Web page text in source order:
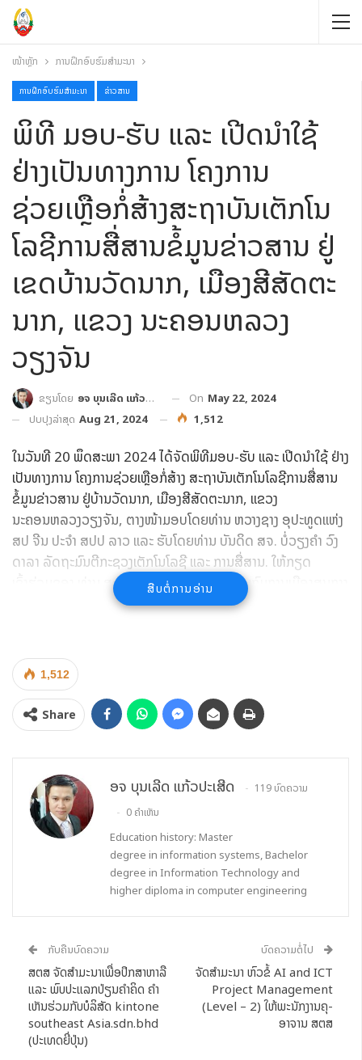
ໜ້າຫຼັກ ການຝຶກອົບຮົມສໍາມະນາ
ການຝຶກອົບຮົມສໍາມະນາ ຂ່າວສານ
ພິທີ ມອບ-ຮັບ ແລະ ເປີດນໍາໃຊ້
ຢ່າງເປັນທາງການ ໂຄງການ
ຊ່ວຍເຫຼືອກໍ່ສ້າງສະຖາບັນເຕັກໂນ
ໂລຊີການສື່ສານຂໍ້ມູນຂ່າວສານ ຢູ່
ເຂດບ້ານວັດນາກ, ເມືອງສີສັດຕະ
ນາກ, ແຂວງ ນະຄອນຫລວງ
ວຽງຈັນ
ຂຽນໂດຍ ອຈ ບຸນເລີດ ແກ້ວປະເສີດ On May 22, 2024
ປັບປຸງລ່າສຸດ Aug 21, 2024 1,512
ໃນວັນທີ 20 ພຶດສະພາ 2024 ໄດ້ຈັດພິທີມອບ-ຮັບ ແລະ ເປີດນໍາໃຊ້ ຢ່າງ
ເປັນທາງການ ໂຄງການຊ່ວຍເຫຼືອກໍ່ສ້າງ ສະຖາບັນເຕັກໂນໂລຊີການສື່ສານ
ຂໍ້ມູນຂ່າວສານ ຢູ່ບ້ານວັດນາກ, ເມືອງສີສັດຕະນາກ, ແຂວງ
ນະຄອນຫລວງວຽງຈັນ, ຕາງໜ້າມອບໂດຍທ່ານ ຫວາງຊາງ ອຸປະທູດແຫ່ງ
ສປ ຈີນ ປະຈຳ ສປປ ລາວ ແລະ ຮັບໂດຍທ່ານ ບັນດິດ ສຈ. ບໍ່ວຽງຄໍາ ວົງ
ດາລາ ລັດຖະມົນຕີກະຊວງເຕັກໂນໂລຊີ ແລະ ການສື່ສານ. ໃຫ້ກຽດ
ເຂົ້າຮ່ວມຂອງ ທ່ານ ສະເຫຼີມໄຊ ກົມມະສິດ ກໍາມະການກົມການເມືອງສູນກາງ
ພັກ, ຮອງນາຍົກລັດຖະມົນຕີ, ລັດຖະມົນຕີກະຊວງການຕ່າງປະເທດ, ຜູ້ຊີ້
ບັນດາກຸ່ມບໍລິສັດ ແລະ ພາກສ່ວນທີ່ກ່ຽວຂ້ອງ ຂອງຝ່າຍລາວ ແລະ ຈີນ
ເຂົ້າຮ່ວມ.
ໂອກາດດັ່ງກ່າວ, ທ່ານ ປອ. ປະດັບໄຊ ໄຊຍະໂຄດ ຫົວຫົວໜ້າສະຖາບັນ
ເຕັກໂນໂລຊີການສື່ສານຂໍ້ມູນຂ່າວສານ, ຫົວໜ້າຄະນະຄຸ້ມຄອງໂຄງການ
ໂຄງການຊ່ວຍເຫຼືອກໍ່ສ້າງ ສະຖາບັນເຕັກໂນໂລຊີການສື່ສານຂໍ້ມູນຂ່າວສານ
ແມ່ນໂຄງການທີ່ມີຄວາມໝາຍຄວາມສໍາຄັນຫຼາຍ ໃນການສ້າງ ແລະ
ພັດທະນາຊັບພະຍາກອນມະນຸດທາງດ້ານດິຈິຕອນ ໂດຍສະເພາະການສ້າງ
ແລະ ຝຶກອົບຮົມພະນັກງານວິຊາການ ຮັບໃຊ້ວຽກງານ ໄອຊີທີ ຂອງ ສປປ
ລາວ. ສະນັ້ນ, ການນຳຂັ້ນສູງຂອງສອງລັດຖະບານ ແຫ່ງ ສປປ ລາວ ແລະ
ສປ. ຈີນ ຈຶ່ງໄດ້ຕົກລົງເຫັນດີ ກໍານົດເອົາ ແຜນການຊ່ວຍເຫຼືອກໍ່ສ້າງ
ສະຖາບັນເຕັກໂນໂລຊີການສື່ສານຂໍ້ມູນຂ່າວສານ ເປັນຍຸດທະສາດໜຶ່ງ ທີ່
ແບບຄົບວົງຈອນ ໃຫ້ແກ່ໂຄງການຊ່ວຍເຫຼືອກໍ່ສ້າງ ສະຖາບັນເຕັກໂນໂລຊີ
ການສື່ສານຂໍ້ມູນຂ່າວສານ, ທັງເປັນການຮັດແໜ້ນ ແລະ ເສີມຂະຫຍາຍ
ສາຍພົວພັນມິດຕະພາບ ອັນເປັນມູນເຊື້ອ ແລະ ຄູ່ຮ່ວມຍຸດທະສາດຮອບ
ດ້ານ, ໝັ້ນຄົງຍາວນານ ຕາມທິດ 4 ດີ ລະຫວ່າງ ສອງພັກ, ສອງລັດ ແລະ
ປະຊາຊົນສອງຊາດ ແລະ ການເປັນຄູ່ຮ່ວມ ຊະຕາກຳສັງຄົມນິຍົມ ລາວ-ຈີນ,
ຈີນ-ລາວ ໃຫ້ນັບມື້ນັບເຂົ້າສູ່ລວງເລິກ ແລະ ເປັນຮູບປະທຳຍິ່ງຂຶ້ນ.
ສືບຕໍ່ການອ່ານ
1,512
Share
ອຈ ບຸນເລີດ ແກ້ວປະເສີດ
119 ບົດຄວາມ
0 ຄຳເຫັນ
Education history: Master
degree in information systems, Bachelor
degree in Information Technology and
higher diploma in computer engineering
ກັບຄືນບົດຄວາມ
ສຕສ ຈັດສຳມະນາເພື່ອປຶກສາຫາລື
ແລະ ພົບປະແລກປ່ຽນຄຳຄິດ ຄໍາ
ເຫັນຮ່ວມກັບບໍລິສັດ kintone
southeast Asia.sdn.bhd
(ປະເທດຍີ່ປຸ່ນ)
ບົດຄວາມຕໍ່ໄປ
ຈັດສຳມະນາ ຫົວຂໍ້ AI and ICT
Project Management
(Level – 2) ໃຫ້ພະນັກງານຄຸ-
ອາຈານ ສຕສ